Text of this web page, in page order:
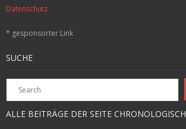
Datenschutz
* gesponsorter Link
SUCHE
ALLE BEITRÄGE DER SEITE CHRONOLOGISCH